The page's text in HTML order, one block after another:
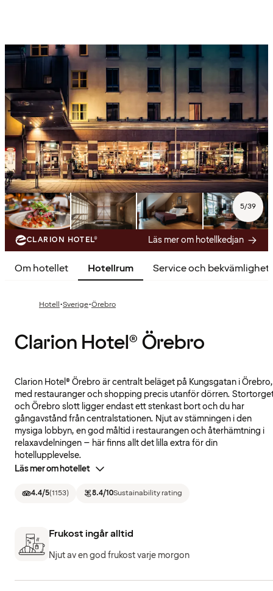
5/39
CLARION HOTEL® Läs mer om hotellkedjan
Om hotellet Hotellrum Service och
Hotell·Sverige·Örebro
Clarion Hotel® Örebro
Clarion Hotel® Örebro är centralt beläget på Kungsgatan i Örebro,
med restauranger och shopping precis utanför dörren.
och Örebro slott ligger endast ett stenkast bort och du har
gångavstånd från centralstationen. Njut av stämningen i den
mysiga lobbyn, en god måltid i restaurangen och återhämtning i
relaxavdelningen – här finns allt det lilla extra för din
hotellupplevelse.
Läs mer om hotellet
4.4/5(1153) 8.4/10Sustainability rating
Frukost ingår alltid
Njut av en god frukost varje morgon